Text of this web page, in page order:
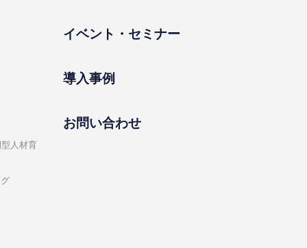
⼈材育
イベント・セミナー
導⼊事例
お問い合わせ